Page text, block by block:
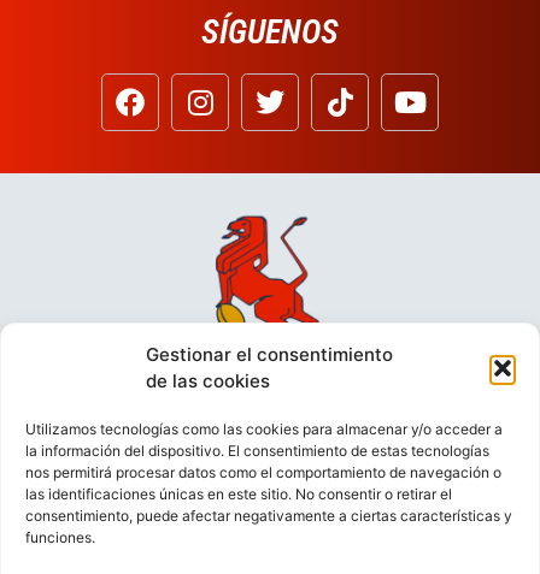
Gestionar el consentimiento
de las cookies
Utilizamos tecnologías como las cookies para almacenar y/o acceder a
la información del dispositivo. El consentimiento de estas tecnologías
nos permitirá procesar datos como el comportamiento de navegación o
las identificaciones únicas en este sitio. No consentir o retirar el
consentimiento, puede afectar negativamente a ciertas características y
funciones.
SÍGUENOS